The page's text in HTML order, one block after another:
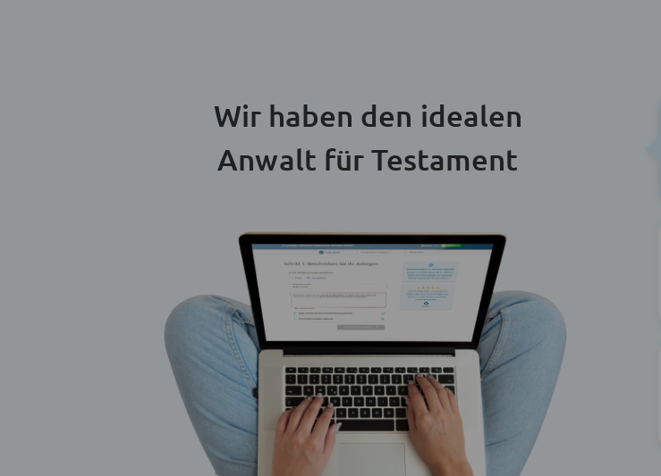
Wir haben den idealen
Anwalt für Testament